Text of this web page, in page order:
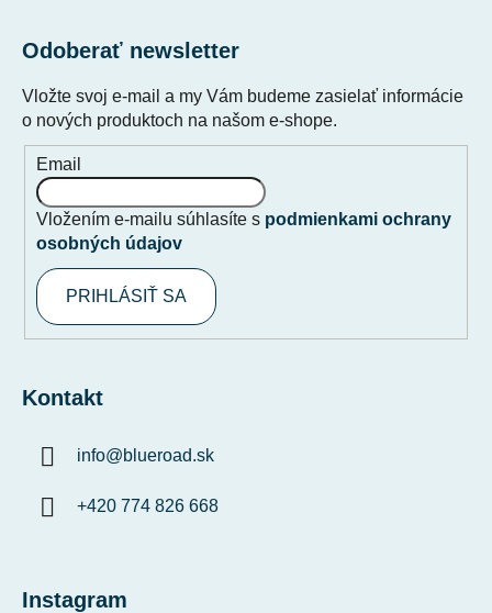
Odoberať newsletter
Vložte svoj e-mail a my Vám budeme zasielať informácie
o nových produktoch na našom e-shope.
Email
Vložením e-mailu súhlasíte s podmienkami ochrany
osobných údajov
PRIHLÁSIŤ SA
Kontakt
info@blueroad.sk
+420 774 826 668
Instagram